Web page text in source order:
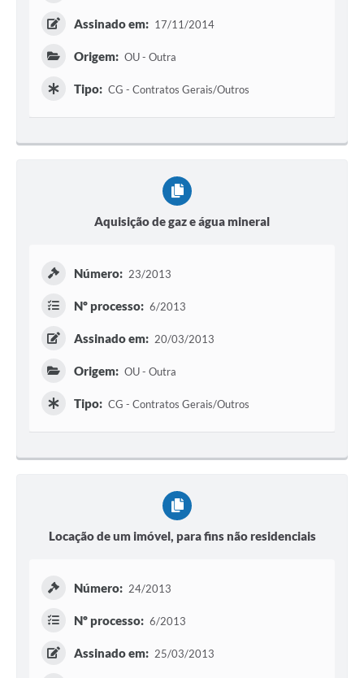
Assinado em: 17/11/2014
Origem: OU - Outra
Tipo: CG - Contratos Gerais/Outros
Aquisição de gaz e água mineral
Número: 23/2013
Nº processo: 6/2013
Assinado em: 20/03/2013
Origem: OU - Outra
Tipo: CG - Contratos Gerais/Outros
Locação de um imóvel, para fins não residenciais
Número: 24/2013
Nº processo: 6/2013
Assinado em: 25/03/2013